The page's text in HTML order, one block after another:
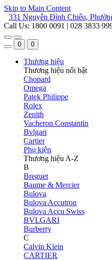
Skip to Main Content
331 Nguyễn Đình Chiểu,
Call Us: 1800 0091 | 028 3833
0 0
Thương hiệu
Thương hiệu nổi bật
Chopard
Omega
Patek Philippe
Rolex
Zenith
Vacheron Constantin
Bvlgari
Cartier
Phụ kiện
Thương hiệu A-Z
B
Breguet
Baume & Mercier
Bulova
Bulova Accutron
Bulova Accu Swiss
BVLGARI
Burberry
C
Calvin Klein
CARTIER